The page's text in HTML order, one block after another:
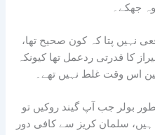
جھکے۔
نہیں پتا کہ کون صحیح تھا،
کا قدرتی ردعمل تھا کیونکہ
اس وقت غلط نہیں تھے۔
بولر جب آپ گیند روکیں تو
سلمان کریز سے کافی دور